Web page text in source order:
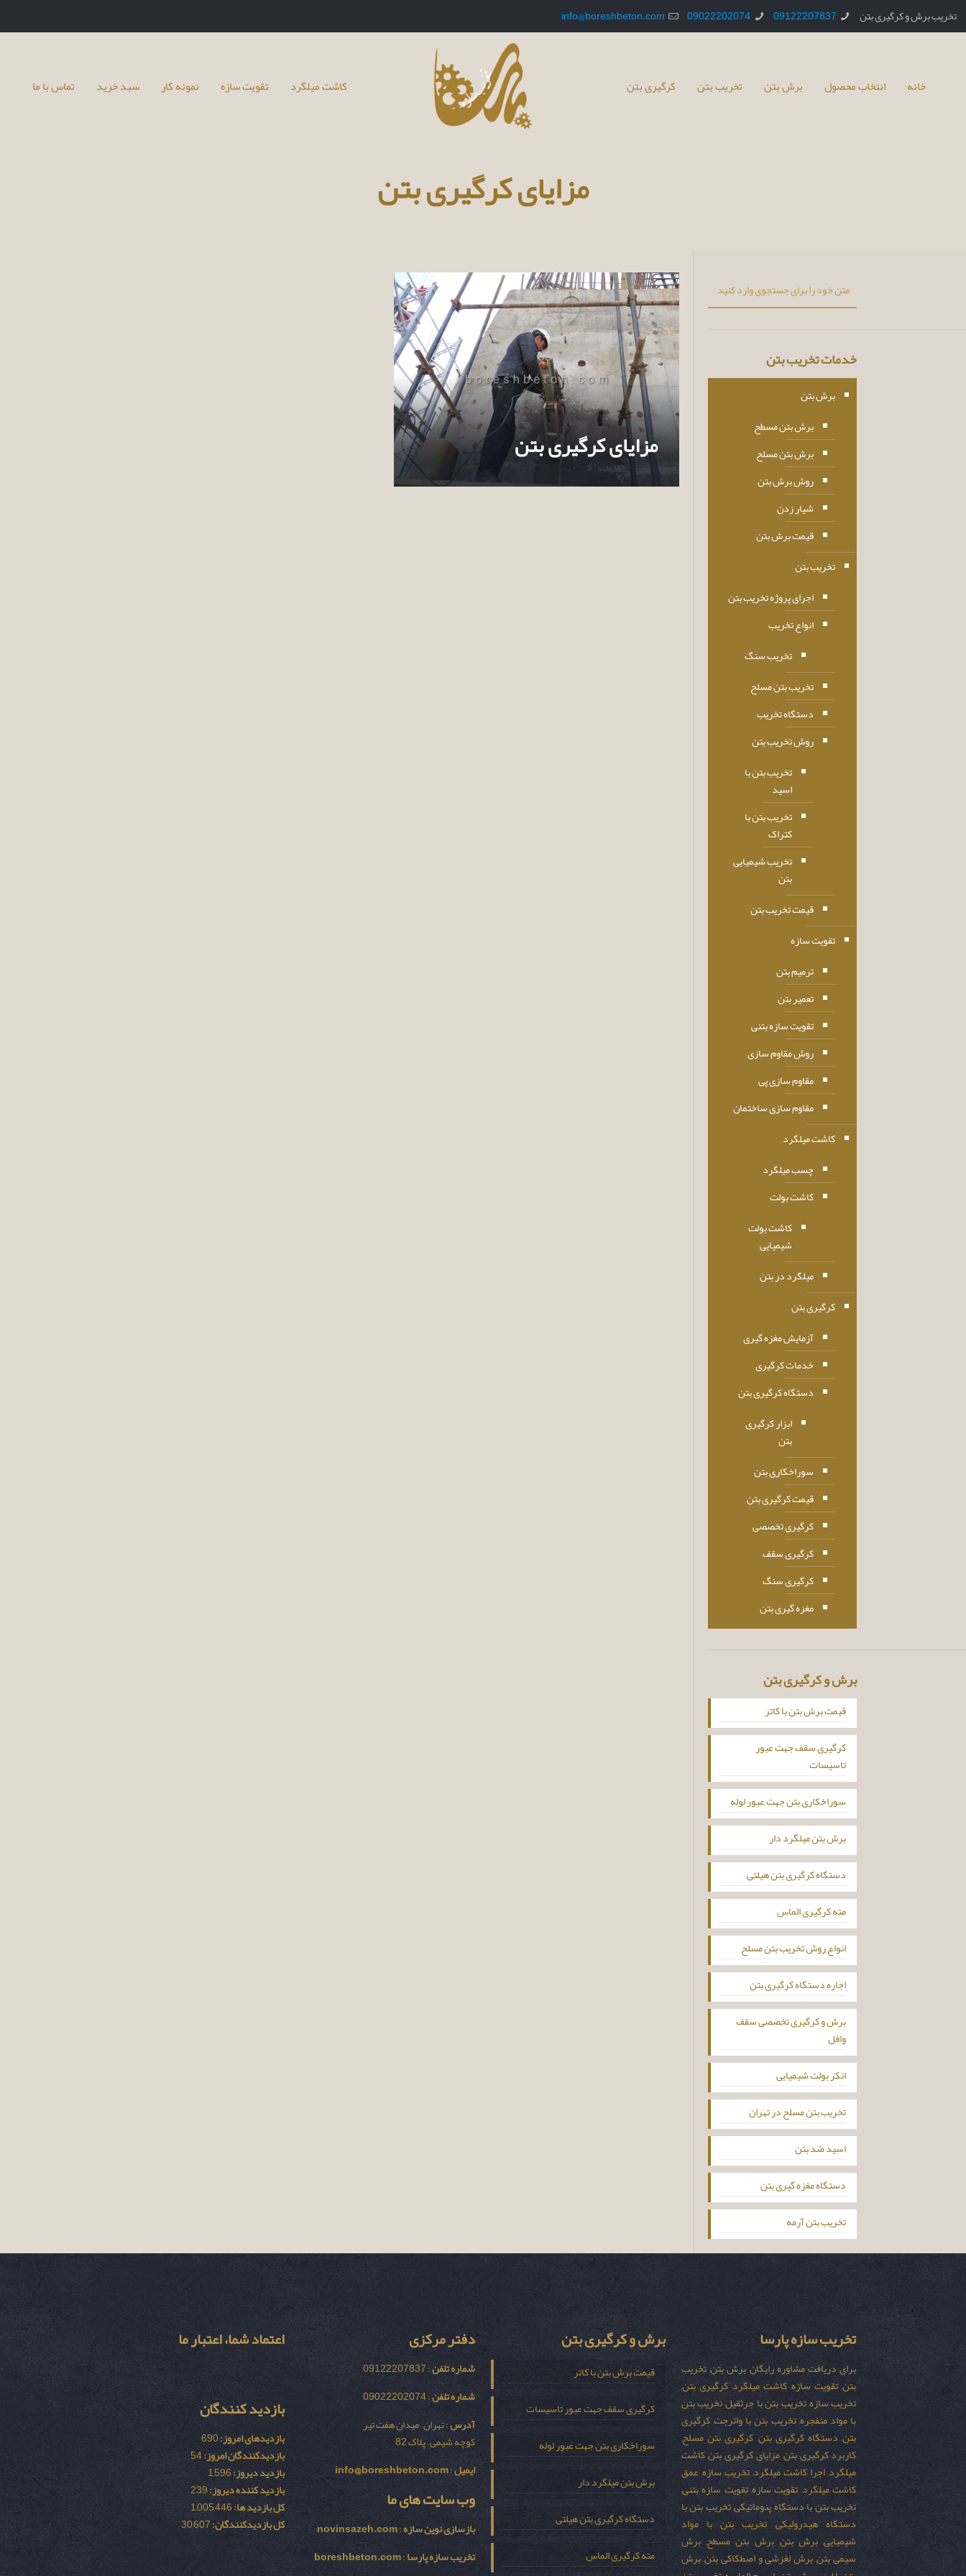
تخریب برش و کرگیری بتن 09122207837
09022202074
info@boreshbeton.com
کاشت میلگرد تقویت سازه نمونه کار سبد خرید تماس با ما خانه انتخاب محصول برش بتن تخریب بتن کرگیری بتن
مزایای کرگیری بتن
مزایای کرگیری بتن
خدمات تخریب بتن
برش بتن
برش بتن مسطح
برش بتن مسلح
روش برش بتن
شیار زدن
قیمت برش بتن
تخریب بتن
اجرای پروژه تخریب بتن
انواع تخریب
تخریب سنگ
تخریب بتن مسلح
دستگاه تخریب
روش تخریب بتن
تخریب بتن با
اسید
تخریب بتن با
کتراک
تخریب شیمیایی
بتن
قیمت تخریب بتن
تقویت سازه
ترمیم بتن
تعمیر بتن
تقویت سازه بتنی
روش مقاوم سازی
مقاوم سازی پی
مقاوم سازی ساختمان
کاشت میلگرد
چسب میلگرد
کاشت بولت
کاشت بولت
شیمیایی
میلگرد در بتن
کرگیری بتن
آزمایش مغزه گیری
خدمات کرگیری
دستگاه کرگیری بتن
ابزار کرگیری
بتن
سوراخکاری بتن
قیمت کرگیری بتن
کرگیری تخصصی
کرگیری سقف
کرگیری سنگ
مغزه گیری بتن
برش و کرگیری بتن
قیمت برش بتن با کاتر
کرگیری سقف جهت عبور
تاسیسات
سوراخکاری بتن جهت عبور لوله
برش بتن میلگرد دار
دستگاه کرگیری بتن هیلتی
مته کرگیری الماس
انواع روش تخریب بتن مسلح
اجاره دستگاه کرگیری بتن
برش و کرگیری تخصصی سقف
وافل
انکر بولت شیمیایی
تخریب بتن مسلح در تهران
اسید ضد بتن
دستگاه مغزه گیری بتن
تخریب بتن آرمه
تخریب سازه پارسا
برای دریافت مشاوره رایگان برش بتن, تخریب
بتن, تقویت سازه, کاشت میلگرد, کرگیری بتن,
تخریب سازه, تخریب بتن با جرثقیل, تخریب بتن
با مواد منفجره, تخریب بتن با واترجت, کرگیری
بتن, دستگاه کرگیری بتن, کرگیری بتن مسلح,
کاربرد کرگیری بتن, مزایای کرگیری بتن, کاشت
میلگرد, اجرا کاشت میلگرد, تخریب سازه, عمق
کاشت میلگرد, تقویت سازه, تقویت سازه بتنی,
تخریب بتن با دستگاه پنوماتیکی, تخریب بتن با
دستگاه هیدرولیکی, تخریب بتن با مواد
شیمیایی, برش بتن, برش بتن مسطح, برش
سیمی بتن, برش لغزشی و اصطکاکی بتن, برش
برش و کرگیری بتن
قیمت برش بتن با کاتر
کرگیری سقف جهت عبور تاسیسات
سوراخکاری بتن جهت عبور لوله
برش بتن میلگرد دار
دستگاه کرگیری بتن هیلتی
مته کرگیری الماس
دفتر مرکزی
شماره تلفن: 09122207837
شماره تلفن: 09022202074
آدرس: تهران – میدان هفت تیر
کوچه شیمی – پلاک 82
ایمیل:
info@boreshbeton.com
وب سایت های ما
بازسازی نوين سازه:
novinsazeh.com
تخریب سازه پارسا:
boreshbeton.com
اعتماد شما، اعتبار ما
بازدید کنندگان
بازدیدهای امروز:690
بازدیدکنندگان امروز:54
بازدید دیروز:1,596
بازدید کننده دیروز:239
کل بازدید ها:1,005,446
کل بازدیدکنند‌گان:30,607